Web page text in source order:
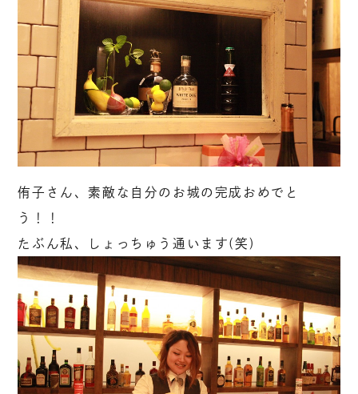
侑子さん、素敵な自分のお城の完成おめでと
う！！
たぶん私、しょっちゅう通います(笑)